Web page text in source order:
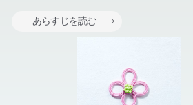
あらすじを読む